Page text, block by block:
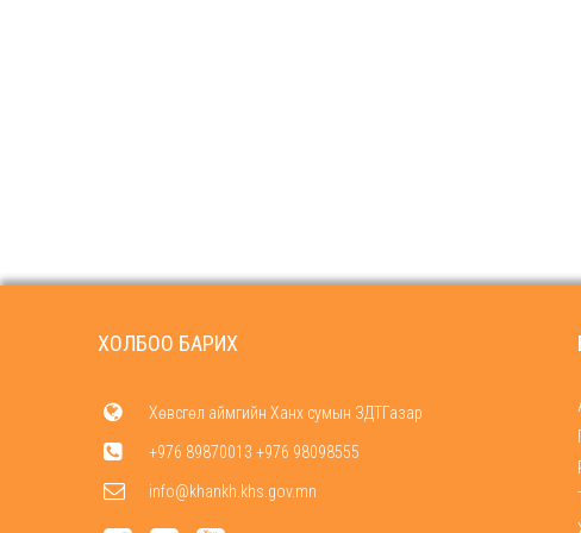
ХОЛБОО БАРИХ
Хөвсгөл аймгийн Ханх сумын ЗДТГазар
+976 89870013 +976 98098555
info@khankh.khs.gov.mn